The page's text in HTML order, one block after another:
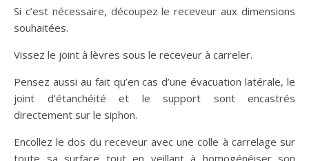
Si c’est nécessaire, découpez le receveur aux dimensions
souhaitées.
Vissez le joint à lèvres sous le receveur à carreler.
Pensez aussi au fait qu’en cas d’une évacuation latérale, le
joint d’étanchéité et le support sont encastrés
directement sur le siphon.
Encollez le dos du receveur avec une colle à carrelage sur
toute sa surface tout en veillant à homogénéiser son